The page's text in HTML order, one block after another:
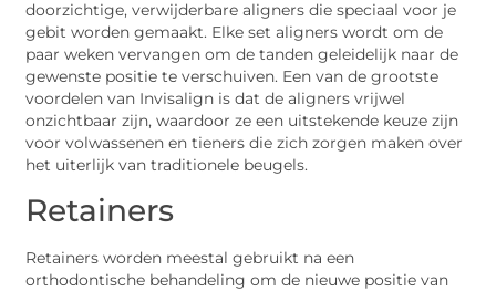
doorzichtige, verwijderbare aligners die speciaal voor je
gebit worden gemaakt. Elke set aligners wordt om de
paar weken vervangen om de tanden geleidelijk naar de
gewenste positie te verschuiven. Een van de grootste
voordelen van Invisalign is dat de aligners vrijwel
onzichtbaar zijn, waardoor ze een uitstekende keuze zijn
voor volwassenen en tieners die zich zorgen maken over
het uiterlijk van traditionele beugels.
Retainers
Retainers worden meestal gebruikt na een
orthodontische behandeling om de nieuwe positie van